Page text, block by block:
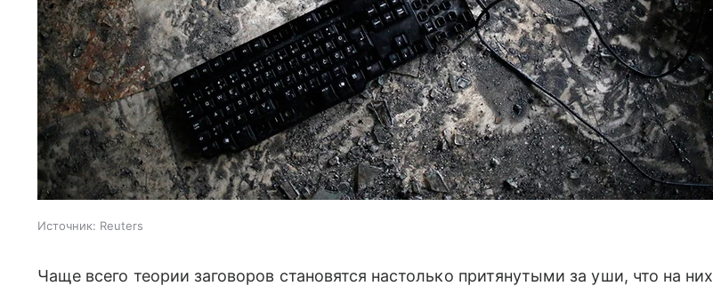
Источник: Reuters
Чаще всего теории заговоров становятся настолько притянутыми за уши, что на них